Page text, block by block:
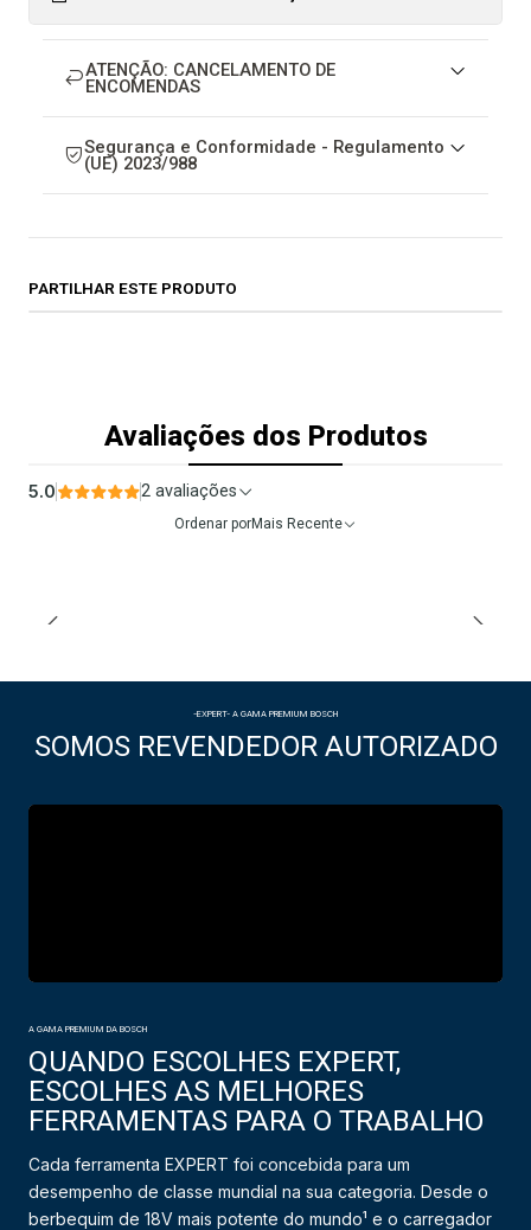
ATENÇÃO: CANCELAMENTO DE
ENCOMENDAS
Segurança e Conformidade - Regulamento
(UE) 2023/988
PARTILHAR ESTE PRODUTO
Avaliações dos Produtos
5.0 2 avaliações
Ordenar porMais Recente
-EXPERT- A GAMA PREMIUM BOSCH
SOMOS REVENDEDOR AUTORIZADO
A GAMA PREMIUM DA BOSCH
QUANDO ESCOLHES EXPERT,
ESCOLHES AS MELHORES
FERRAMENTAS PARA O TRABALHO
Cada ferramenta EXPERT foi concebida para um
desempenho de classe mundial na sua categoria. Desde o
berbequim de 18V mais potente do mundo¹ e o carregador